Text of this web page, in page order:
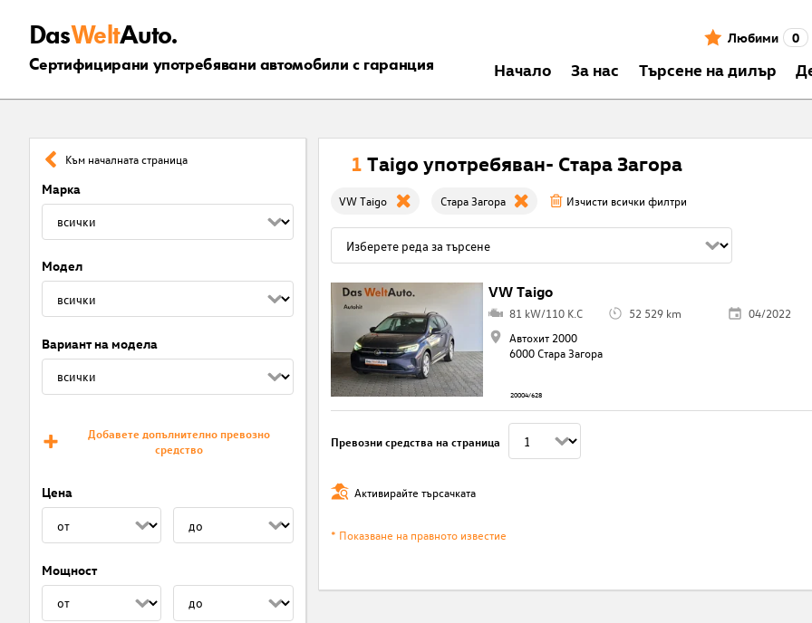
DasWeltAuto.
Сертифицирани употребявани автомобили с гаранция
Любими 0
Началo За нас Търсене на дилър
Към началната страница
Марка
Модел
Вариант на модела
Добавете допълнително превозно
средство
Цена
Мощност
1 Taigo употребяван- Стара Загора
VW Taigo Стара Загора Изчисти всички филтри
VW Taigo
81 kW/110 K.C 52 529 km
04/2022
Автохит 2000
6000 Стара Загора
20004/628
Превозни средства на страница
Активирайте търсачката
* Показване на правното известие